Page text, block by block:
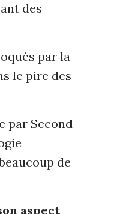
des
par la
le pire des
par Second
de
aspect